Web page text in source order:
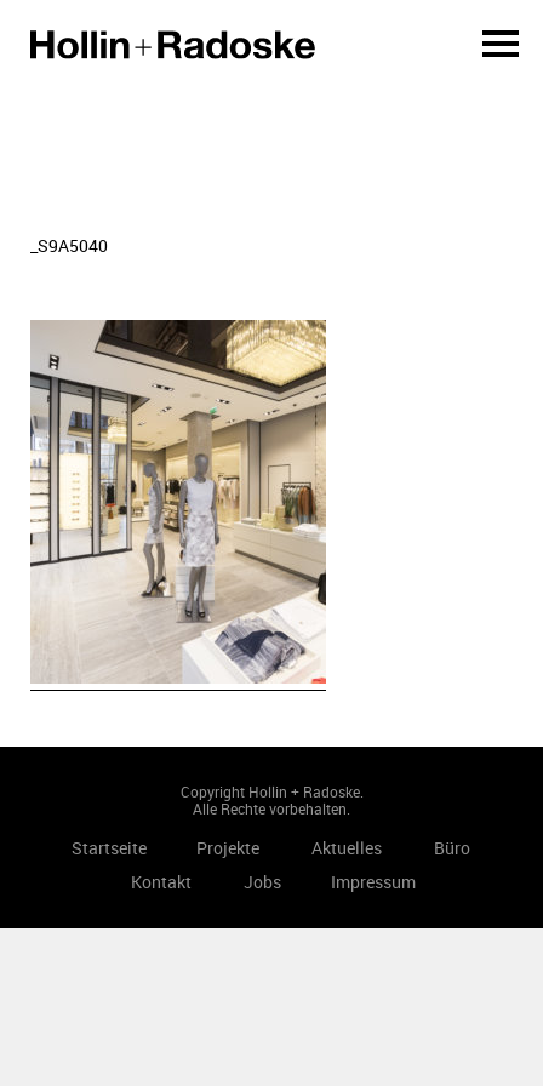
_S9A5040
Copyright Hollin + Radoske.
Alle Rechte vorbehalten.
Startseite Projekte Aktuelles
Büro
Kontakt
Jobs Impressum